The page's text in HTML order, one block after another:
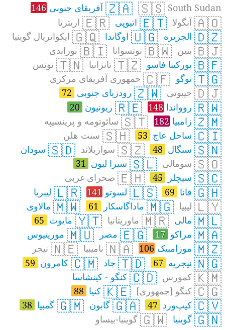
🇸🇸 South Sudan
🇿🇦آفریقای جنوبی 146
🇦🇴آنگولا 🇪🇹اتیوپی 🇪🇷اریتریا
🇩🇿الجزیره 🇺🇬اوگاندا 🇬🇶ایکواتریال گوینیا
🇧🇯بنین 🇧🇼بوتسوانا 🇧🇮بوراندی
🇧🇫بورکینا فاسو 🇹🇿تانزانیا 🇹🇳تونس
🇹🇬توگو 🇨🇫جمهوری آفریقای مرکزی
🇩🇯جیبوتی 🇿🇼رودزیای جنوبی 72
🇷🇼روواندا 148
🇷🇪ریونیون 20
🇿🇲زامبیا 182
🇸🇹سائوتومه و پرینسیپه
🇨🇮ساحل عاج 53
🇸🇭سنت هلن
🇸🇳سنگال 48
🇸🇿سوازیلاند 🇸🇩سودان
🇸🇴سومالی 🇸🇱سیرا لیون 31
🇸🇨سیچلز 45
🇪🇭صحرای غربی
🇬🇭قانا 69
🇱🇸لسوتو 141
🇱🇷لیبریا
🇱🇾لیبیا 🇲🇬ماداگاسکار 61
🇲🇼مالاوی
🇲🇱مالی 🇲🇷ماوریتانیا 🇾🇹مایوت 65
🇲🇦مراکو 17
🇪🇬مصر 🇲🇺موریتیوس
🇲🇿موزامبیک 106
🇳🇦نامیبیا 🇳🇪نیجر
🇳🇬نیجریه 67
🇹🇩چاد 🇨🇲کامرون 59
🇰🇲کمورس 🇨🇩کنگو - کینشاسا
🇨🇬کنگو [جمهوری] 🇰🇪کنیا 88
🇨🇻کیپ‌ورد 47
🇬🇦گابون 🇬🇲گمبیا 38
🇬🇳گوینیا 🇬🇼گوینیا-بیساو